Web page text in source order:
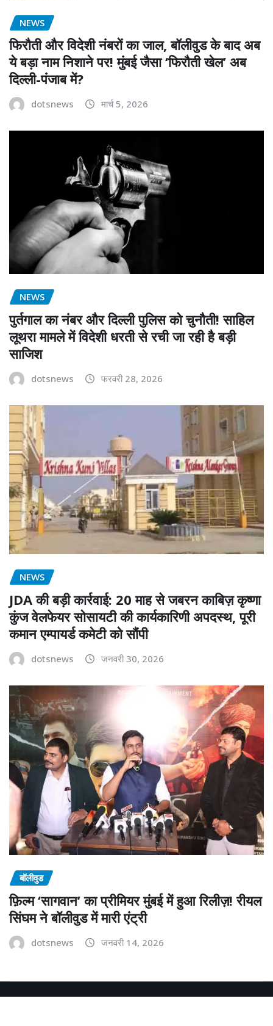
NEWS
फिरौती और विदेशी नंबरों का जाल, बॉलीवुड के बाद अब
ये बड़ा नाम निशाने पर! मुंबई जैसा ‘फिरौती खेल’ अब
दिल्ली-पंजाब में?
dotsnews मार्च 5, 2026
NEWS
पुर्तगाल का नंबर और दिल्ली पुलिस को चुनौती! साहिल
लूथरा मामले में विदेशी धरती से रची जा रही है बड़ी
साजिश
dotsnews फरवरी 28, 2026
NEWS
JDA की बड़ी कार्रवाई: 20 माह से जबरन काबिज़ कृष्णा
कुंज वेलफेयर सोसायटी की कार्यकारिणी अपदस्थ, पूरी
कमान एम्पायर्ड कमेटी को सौंपी
dotsnews जनवरी 30, 2026
बॉलीवुड
फ़िल्म ‘सागवान’ का प्रीमियर मुंबई में हुआ रिलीज़! रीयल
सिंघम ने बॉलीवुड में मारी एंट्री
dotsnews जनवरी 14, 2026